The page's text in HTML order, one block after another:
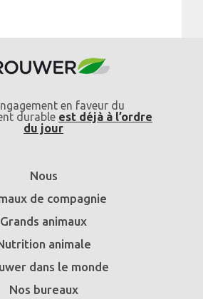
en faveur du
durable est déjà à l’ordre
du jour
Nous
de compagnie
Grands animaux
animale
dans le monde
Nos bureaux